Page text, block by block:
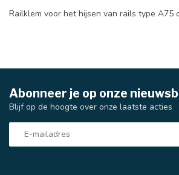
Railklem voor het hijsen van rails type A75
Abonneer je op onze
Blijf op de hoogte over onze laatste acties